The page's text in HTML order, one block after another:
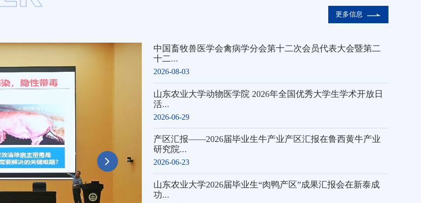
更多信息
Next
中国畜牧兽医学会禽病学分会第十二次会员代表大会暨第二
十二...
2026-08-03
山东农业大学动物医学院 2026年全国优秀大学生学术开放日
活...
2026-06-29
产区汇报——2026届毕业生牛产业产区汇报在鲁西黄牛产业
研究院...
2026-06-23
山东农业大学2026届毕业生“肉鸭产区”成果汇报会在新泰成
功...